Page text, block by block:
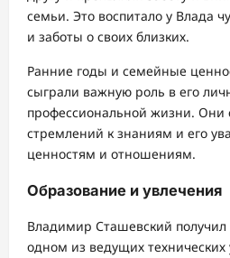
семьи. Это воспитало у Влада
и заботы о своих близких.
Ранние годы и семейные
сыграли важную роль в его
профессиональной жизни. Они
стремлений к знаниям и его
ценностям и отношениям.
Образование и увлечения
Владимир Сташевский
одном из ведущих технических